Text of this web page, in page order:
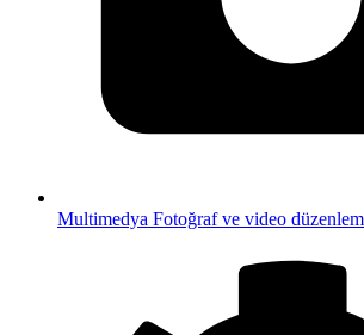
Multimedya Fotoğraf ve video